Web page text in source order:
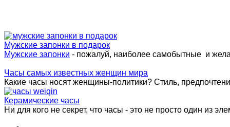
Мужские запонки в подарок
Мужские запонки - пожалуй, наиболее самобытные и
Часы самых известных женщин мира
Какие часы носят женщины-политики? Стиль,
Керамические часы
Ни для кого не секрет, что часы - это не просто один из